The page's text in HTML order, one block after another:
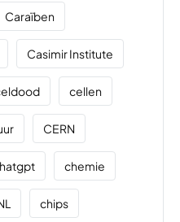
Caraïben
Casimir Institute
cellen
CERN
chemie
chips